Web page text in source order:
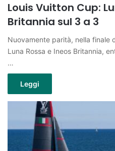
Louis Vuitton Cup:
Britannia sul 3 a 3
Nuovamente parità, nella finale
Luna Rossa e Ineos Britannia,
…
Leggi